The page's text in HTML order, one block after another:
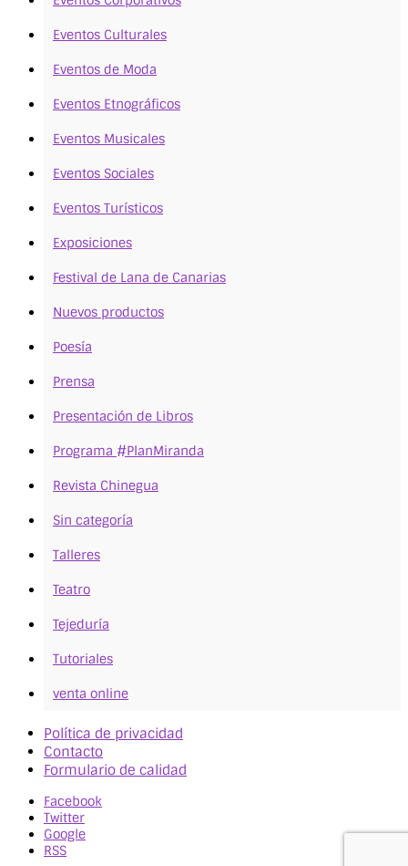
Eventos Culturales
Eventos de Moda
Eventos Etnográficos
Eventos Musicales
Eventos Sociales
Eventos Turísticos
Exposiciones
Festival de Lana de Canarias
Nuevos productos
Poesía
Prensa
Presentación de Libros
Programa #PlanMiranda
Revista Chinegua
Sin categoría
Talleres
Teatro
Tejeduría
Tutoriales
venta online
Política de privacidad
Contacto
Formulario de calidad
Facebook
Twitter
Google
RSS